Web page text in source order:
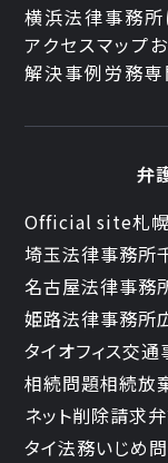
横浜法律事務所
アクセスマップ
解決事例労務専
弁
Official site札
埼玉法律事務所
名古屋法律事務
姫路法律事務所
タイオフィス交通
相続問題相続放
ネット削除請求
タイ法務いじめ